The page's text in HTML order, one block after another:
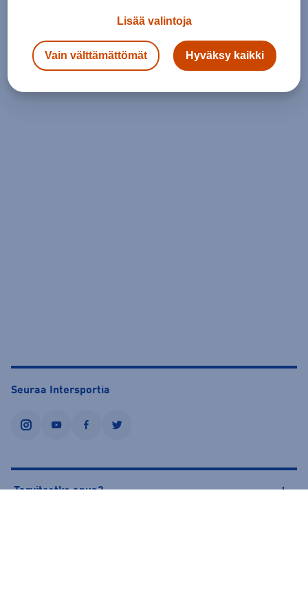
Seuraa Intersportia
instagramyoutubefacebooktwitter
Tarvitsetko apua?
Lisää valintoja
Vain välttämättömät Hyväksy kaikki